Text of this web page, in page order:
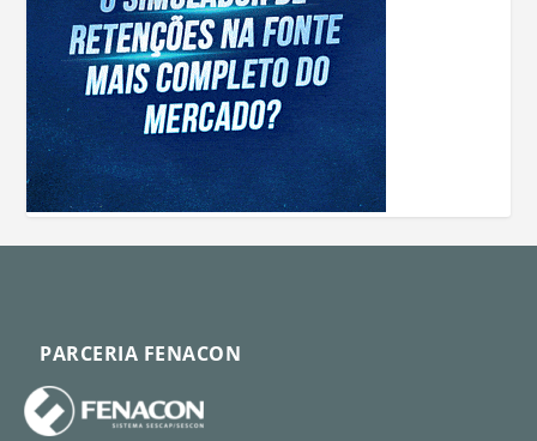
PARCERIA FENACON